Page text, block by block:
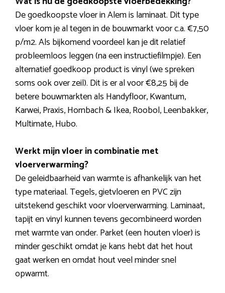
De goedkoopste vloer in Alem is laminaat. Dit type
vloer kom je al tegen in de bouwmarkt voor c.a. €7,50
p/m2. Als bijkomend voordeel kan je dit relatief
probleemloos leggen (na een instructiefilmpje). Een
alternatief goedkoop product is vinyl (we spreken
soms ook over zeil). Dit is er al voor €8,25 bij de
betere bouwmarkten als Handyfloor, Kwantum,
Karwei, Praxis, Hornbach & Ikea, Roobol, Leenbakker,
Multimate, Hubo.
Werkt mijn vloer in combinatie met
vloerverwarming?
De geleidbaarheid van warmte is afhankelijk van het
type materiaal. Tegels, gietvloeren en PVC zijn
uitstekend geschikt voor vloerverwarming. Laminaat,
tapijt en vinyl kunnen tevens gecombineerd worden
met warmte van onder. Parket (een houten vloer) is
minder geschikt omdat je kans hebt dat het hout
gaat werken en omdat hout veel minder snel
opwarmt.